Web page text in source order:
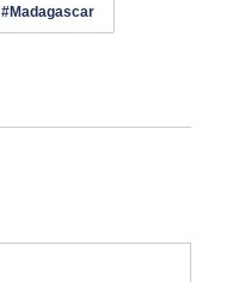
#Madagascar